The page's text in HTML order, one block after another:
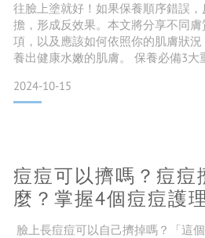
往臉上塗就好！如果保養順序錯誤
擔，形成反效果。本文將分享不同
項，以及應該如何依照你的肌膚狀況
養出健康水嫩的肌膚。 保養必備3大
用溫和的胺基酸潔顏產品，並適當減
部清爽不緊繃即可。 【保濕】補水
2024-10-15
痘痘可以擠嗎？痘痘
麼？掌握4個痘痘護
不留疤
臉上長痘痘可以自己擠掉嗎？「這